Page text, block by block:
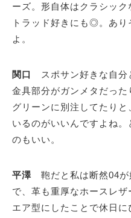
ーズ。形自体はクラシック
トラッド好きにも◎。あり
よ。
関口
スポサン好きな自分
金具部分がガンメタだっ
グリーンに別注してたり
いるのがいいんですよね
のもいい。
平澤 鞄だと私は断然04
で、革も重厚なホースレ
エア型にしたことで休日に